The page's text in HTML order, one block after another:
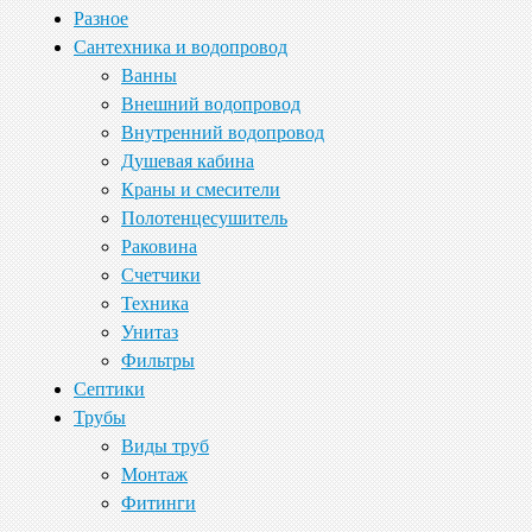
Разное
Сантехника и водопровод
Ванны
Внешний водопровод
Внутренний водопровод
Душевая кабина
Краны и смесители
Полотенцесушитель
Раковина
Счетчики
Техника
Унитаз
Фильтры
Септики
Трубы
Виды труб
Монтаж
Фитинги